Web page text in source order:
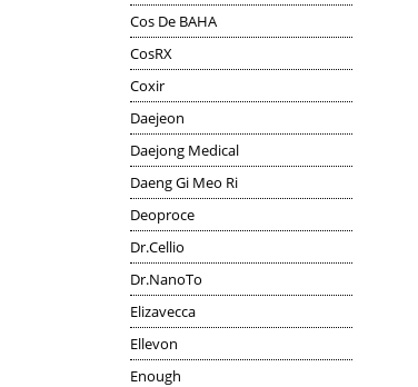
Cos De BAHA
CosRX
Coxir
Daejeon
Daejong Medical
Daeng Gi Meo Ri
Deoproce
Dr.Cellio
Dr.NanoTo
Elizavecca
Ellevon
Enough